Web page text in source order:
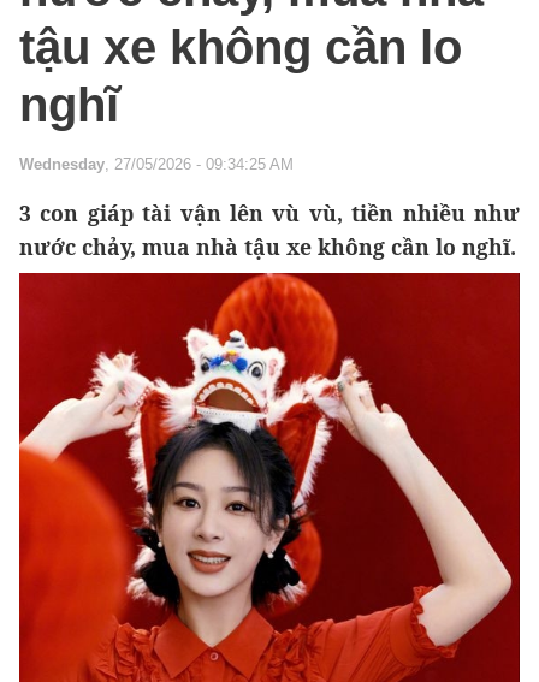
tậu xe không cần lo
nghĩ
Wednesday, 27/05/2026 - 09:34:25 AM
3 con giáp tài vận lên vù vù, tiền nhiều như
nước chảy, mua nhà tậu xe không cần lo nghĩ.